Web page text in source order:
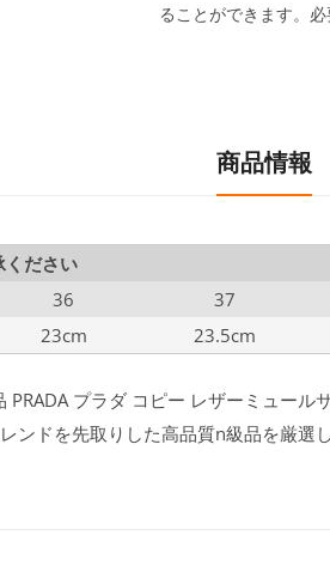
ることができます。
商品情報
ださい
36 37
23cm 23.5cm
プラダ コピー レザーミュー
ンドを先取りした高品質n級品を厳選